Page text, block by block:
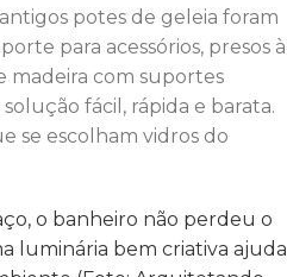
potes de geleia foram
para acessórios, presos à
madeira com suportes
fácil, rápida e barata.
se escolham vidros do